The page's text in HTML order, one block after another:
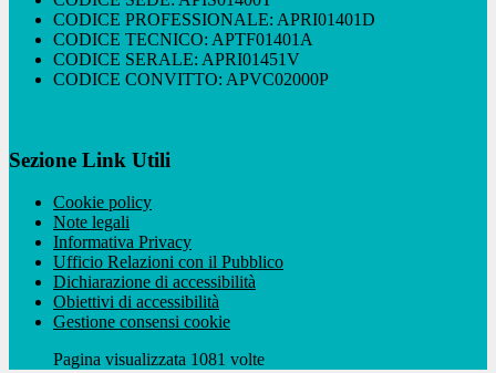
CODICE PROFESSIONALE: APRI01401D
CODICE TECNICO: APTF01401A
CODICE SERALE: APRI01451V
CODICE CONVITTO: APVC02000P
Sezione Link Utili
Cookie policy
Note legali
Informativa Privacy
Ufficio Relazioni con il Pubblico
Dichiarazione di accessibilità
Obiettivi di accessibilità
Gestione consensi cookie
Pagina visualizzata 1081 volte